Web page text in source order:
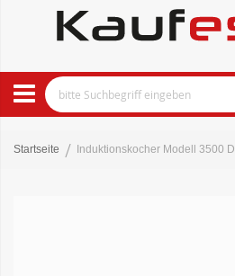
Startseite Induktionskocher Modell 3500 D